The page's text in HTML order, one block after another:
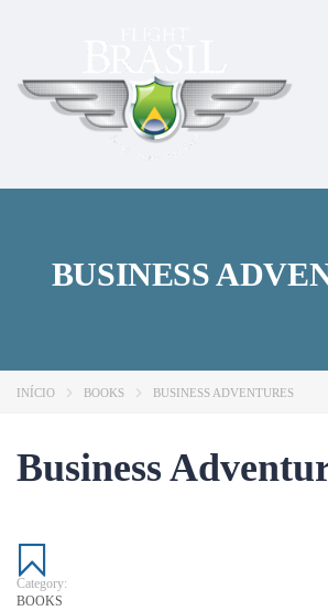
BUSINESS
INÍCIO BOOKS BUSINESS ADVENTURES
Business
Category:
BOOKS